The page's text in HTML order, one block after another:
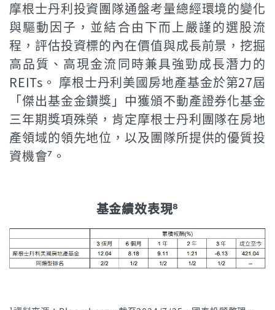
摩根士丹利投資團隊通盤考量總經環境的變化
與驅動因子，並結合由下而上嚴謹的選股流
程，評估投資標的內在價值與成長前景，挖掘
高品質、高現金流同時兼具強勁成長潛力的
REITs。 摩根士丹利美國房地產基金於第27屆
「傑出基金金鑽獎」中獲頒不動產證券化基金
三年期獎項殊榮，肯定摩根士丹利團隊在房地
產領域的領先地位，以及團隊所提供的優質投
資機會⁷。
基金績效表現⁸